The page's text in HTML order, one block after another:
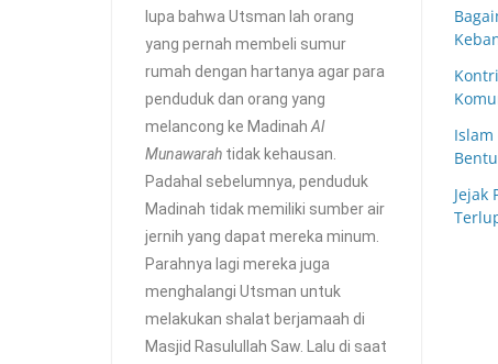
lupa bahwa Utsman lah orang
yang pernah membeli sumur
rumah dengan hartanya agar para
penduduk dan orang yang
melancong ke MadinahAl
Munawarah tidak kehausan.
Padahal sebelumnya, penduduk
Madinah tidak memiliki sumber air
jernih yang dapat mereka minum.
Parahnya lagi mereka juga
menghalangi Utsman untuk
melakukan shalat berjamaah di
Masjid Rasulullah Saw. Lalu di saat
Islam
Jejak